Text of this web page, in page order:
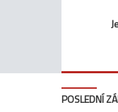
POSLEDNÍ